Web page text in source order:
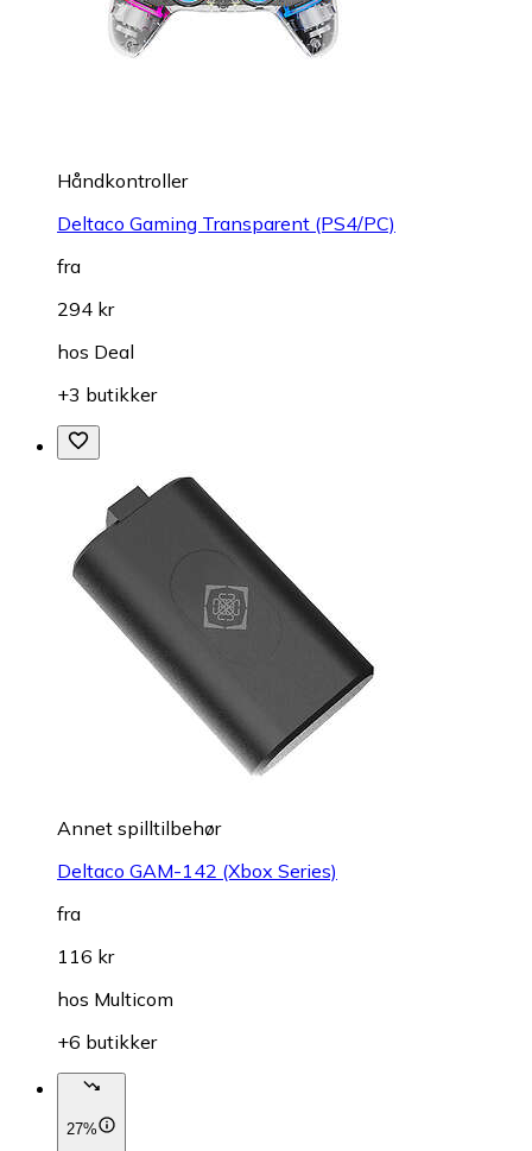
Håndkontroller
Deltaco Gaming Transparent (PS4/PC)
fra
294 kr
hos Deal
+3 butikker
Annet spilltilbehør
Deltaco GAM-142 (Xbox Series)
fra
116 kr
hos Multicom
+6 butikker
27%